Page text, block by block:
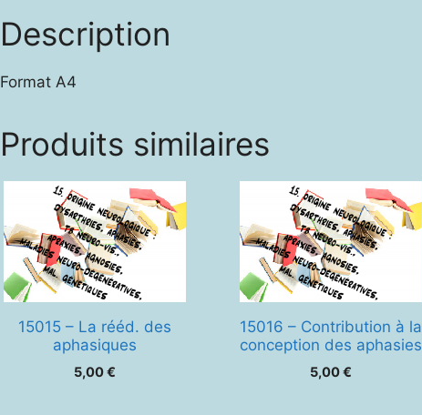
Description
Format A4
Produits similaires
15015 – La rééd. des
aphasiques
5,00€
15016 – Contribution à la
conception des aphasies
5,00€